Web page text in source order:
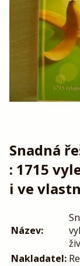
Snadná
: 1715
i ve
Název:
Nakladatel: